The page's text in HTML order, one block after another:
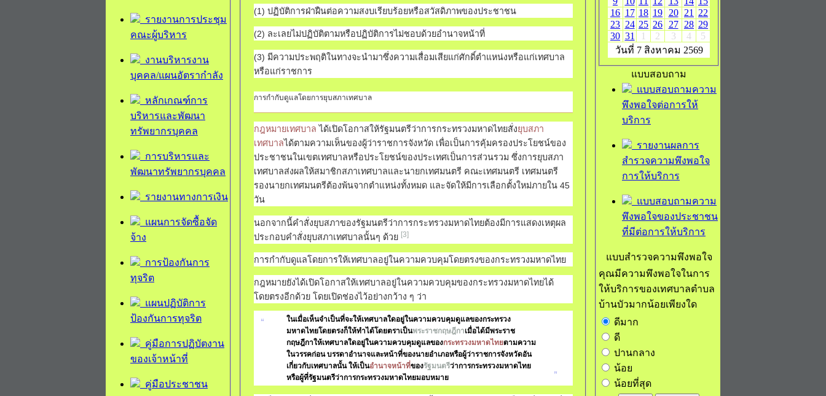
รายงานการประชุม
คณะผู้บริหาร
งานบริหารงาน
บุคคล/แผนอัตรากำลัง
หลักเกณฑ์การ
บริหารและพัฒนา
ทรัพยากรบุคคล
การบริหารและ
พัฒนาทรัพยากรบุคคล
รายงานทางการเงิน
แผนการจัดซื้อจัด
จ้าง
การป้องกันการ
ทุจริต
แผนปฏิบัติการ
ป้องกันการทุจริต
คู่มือการปฏิบัตงาน
ของเจ้าหน้าที่
คู่มือประชาชน
(1) ปฏิบัติการฝ่าฝืนต่อความสงบเรียบร้อยหรือสวัสดิภาพของประชาชน
(2) ละเลยไม่ปฏิบัติตามหรือปฏิบัติการไม่ชอบด้วยอำนาจหน้าที่
(3) มีความประพฤติในทางจะนำมาซึ่งความเสื่อมเสียแก่ศักดิ์ตำแหน่งหรือแก่เทศบาล
หรือแก่ราชการ
การกำกับดูแลโดยการยุบสภาเทศบาล
กฎหมายเทศบาล ได้เปิดโอกาสให้รัฐมนตรีว่าการกระทรวงมหาดไทยสั่งยุบสภา
เทศบาลได้ตามความเห็นของผู้ว่าราชการจังหวัด เพื่อเป็นการคุ้มครองประโยชน์ของ
ประชาชนในเขตเทศบาลหรือประโยชน์ของประเทศเป็นการส่วนรวม ซึ่งการยุบสภา
เทศบาลส่งผลให้สมาชิกสภาเทศบาลและนายกเทศมนตรี คณะเทศมนตรี เทศมนตรี
รองนายกเทศมนตรีต้องพ้นจากตำแหน่งทั้งหมด และจัดให้มีการเลือกตั้งใหม่ภายใน 45
วัน
นอกจากนี้คำสั่งยุบสภาของรัฐมนตรีว่าการกระทรวงมหาดไทยต้องมีการแสดงเหตุผล
ประกอบคำสั่งยุบสภาเทศบาลนั้นๆ ด้วย [3]
การกำกับดูแลโดยการให้เทศบาลอยู่ในความควบคุมโดยตรงของกระทรวงมหาดไทย
กฎหมายยังได้เปิดโอกาสให้เทศบาลอยู่ในความควบคุมของกระทรวงมหาดไทยได้
โดยตรงอีกด้วย โดยเปิดช่องไว้อย่างกว้าง ๆ ว่า
“
ในเมื่อเห็นจำเป็นที่จะให้เทศบาลใดอยู่ในความควบคุมดูแลของกระทรวง
มหาดไทยโดยตรงก็ให้ทำได้โดยตราเป็นพระราชกฤษฎีกาเมื่อได้มีพระราช
กฤษฎีกาให้เทศบาลใดอยู่ในความควบคุมดูแลของกระทรวงมหาดไทยตามความ
ในวรรคก่อน บรรดาอำนาจและหน้าที่ของนายอำเภอหรือผู้ว่าราชการจังหวัดอัน
เกี่ยวกับเทศบาลนั้น ให้เป็นอำนาจหน้าที่ของรัฐมนตรีว่าการกระทรวงมหาดไทย
หรือผู้ที่รัฐมนตรีว่าการกระทรวงมหาดไทยมอบหมาย
”
16 17 18 19 20 21
22
23 24 25 26 27 28 29
30 31 1 2 3 4
5
วันที่ 7 สิงหาคม 2569
แบบสอบถาม
แบบสอบถามความ
พึงพอใจต่อการให้
บริการ
รายงานผลการ
สำรวจความพึงพอใจ
การให้บริการ
แบบสอบถามความ
พึงพอใจของประชาชน
ที่มีต่อการให้บริการ
แบบสำรวจความพึงพอใจ
คุณมีความพึงพอใจในการ
ให้บริการของเทศบาลตำบล
บ้านบัวมากน้อยเพียงใด
ดีมาก
ดี
ปานกลาง
น้อย
น้อยที่สุด